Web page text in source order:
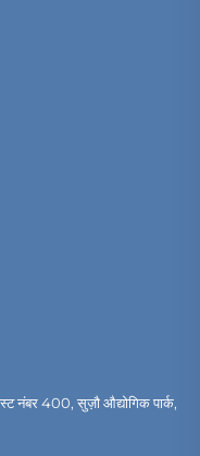
नंबर 400, सुज़ौ औद्योगिक पार्क,